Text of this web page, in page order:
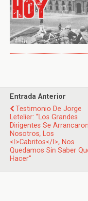
Entrada Anterior
Testimonio De Jorge
Letelier: “Los Grandes
Dirigentes Se
Nosotros, Los
<i>cabritos</i>, Nos
Quedamos Sin Saber
Hacer"